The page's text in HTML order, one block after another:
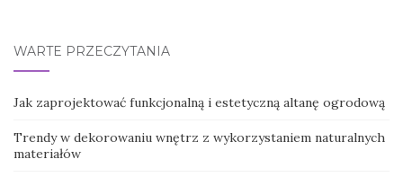
WARTE PRZECZYTANIA
Jak zaprojektować funkcjonalną i estetyczną altanę ogrodową
Trendy w dekorowaniu wnętrz z wykorzystaniem naturalnych
materiałów